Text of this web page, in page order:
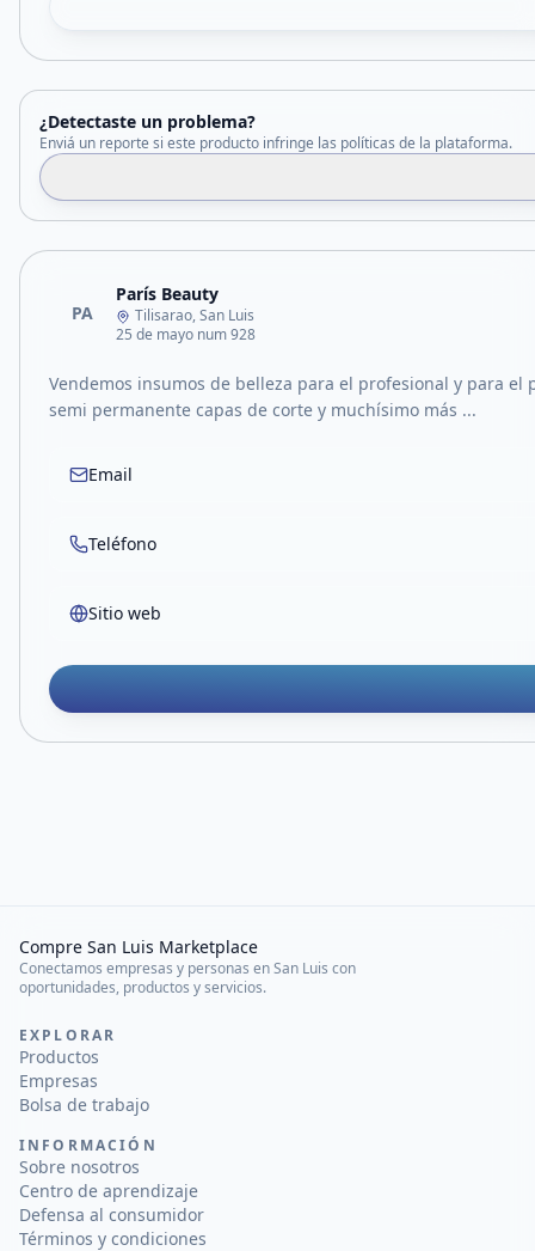
¿Detectaste un problema?
Enviá un reporte si este producto infringe las políticas de la plataforma.
PA
París Beauty
Tilisarao, San Luis
25 de mayo num 928
Vendemos insumos de belleza para el profesional y para
semi permanente capas de corte y muchísimo más ...
Email
Teléfono
Sitio web
Compre San Luis Marketplace
Conectamos empresas y personas en San Luis con
oportunidades, productos y servicios.
EXPLORAR
Productos
Empresas
Bolsa de trabajo
INFORMACIÓN
Sobre nosotros
Centro de aprendizaje
Defensa al consumidor
Términos y condiciones